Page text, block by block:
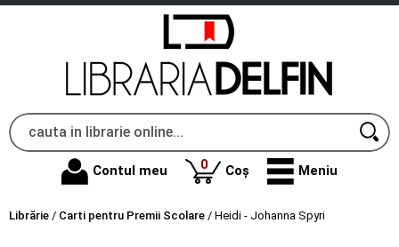
Contul meu 0produse
Coș Meniu
Librărie / Carti pentru Premii Scolare / Heidi - Johanna Spyri